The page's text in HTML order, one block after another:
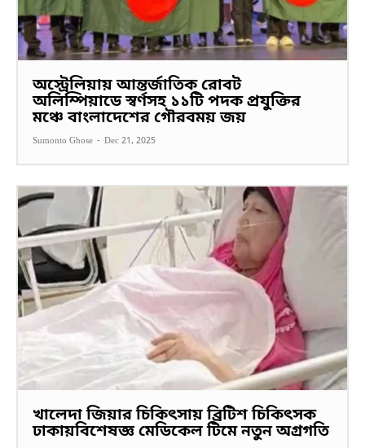
অস্ট্রেলিয়ায় আন্তর্জাতিক রোবট
অলিম্পিয়াডে স্বর্ণসহ ১১টি পদক প্রযুক্তির
মঞ্চে বাংলাদেশের গৌরবময় জয়
Sumonto Ghose - Dec 21, 2025
খালেদা জিয়ার চিকিৎসায় ব্রিটিশ চিকিৎসক
ঢাকায়বিশেষজ্ঞ মেডিকেল টিমে নতুন অগ্রগতি